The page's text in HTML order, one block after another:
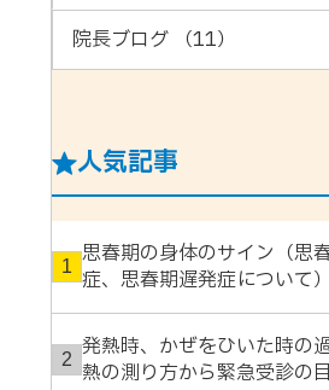
院長ブログ （11）
人気記事
思春期の身体のサイン（思
症、思春期遅発症について）
発熱時、かぜをひいた時の
熱の測り方から緊急受診の